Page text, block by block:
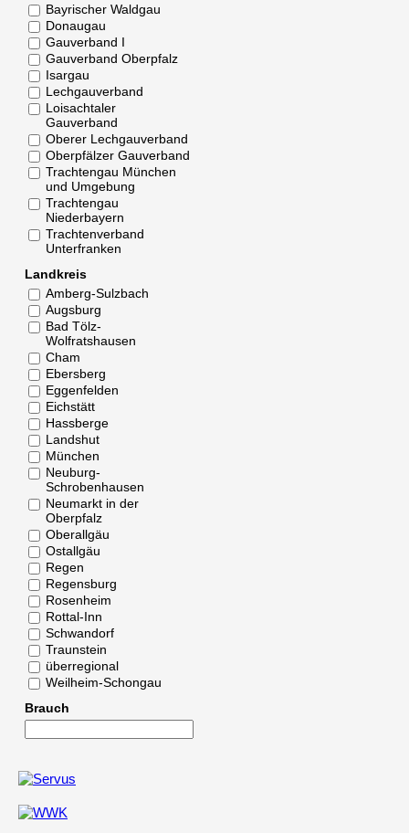
Bayrischer Waldgau
Donaugau
Gauverband I
Gauverband Oberpfalz
Isargau
Lechgauverband
Loisachtaler
Gauverband
Oberer Lechgauverband
Oberpfälzer Gauverband
Trachtengau München
und Umgebung
Trachtengau
Niederbayern
Trachtenverband
Unterfranken
Landkreis
Amberg-Sulzbach
Augsburg
Bad Tölz-
Wolfratshausen
Cham
Ebersberg
Eggenfelden
Eichstätt
Hassberge
Landshut
München
Neuburg-
Schrobenhausen
Neumarkt in der
Oberpfalz
Oberallgäu
Ostallgäu
Regen
Regensburg
Rosenheim
Rottal-Inn
Schwandorf
Traunstein
überregional
Weilheim-Schongau
Brauch